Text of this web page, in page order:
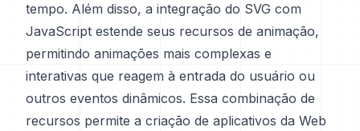
tempo. Além disso, a integração do SVG com
JavaScript estende seus recursos de animação,
permitindo animações mais complexas e
interativas que reagem à entrada do usuário ou
outros eventos dinâmicos. Essa combinação de
recursos permite a criação de aplicativos da Web